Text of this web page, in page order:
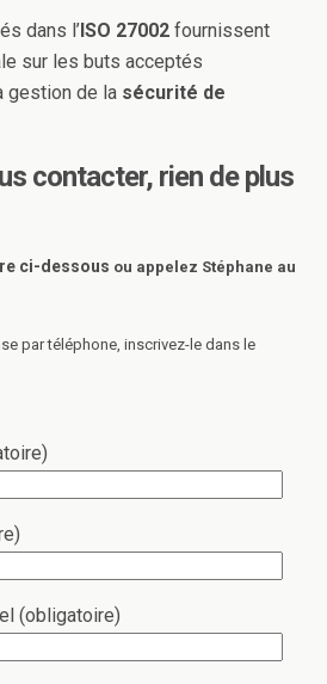
dans l’ISO 27002 fournissent
sur les buts acceptés
gestion de la sécurité de
contacter, rien de plus
ci-dessous ou appelez Stéphane au
par téléphone, inscrivez-le dans le
(obligatoire)